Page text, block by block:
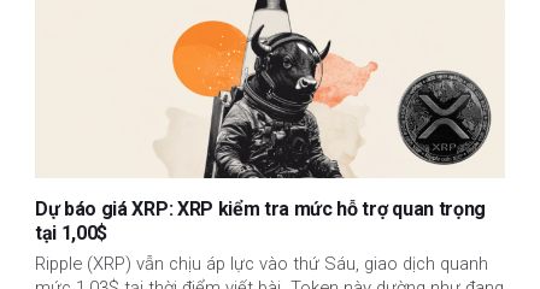
Dự báo giá XRP: XRP kiểm tra mức hỗ trợ quan trọng
tại 1,00$
Ripple (XRP) vẫn chịu áp lực vào thứ Sáu, giao dịch quanh